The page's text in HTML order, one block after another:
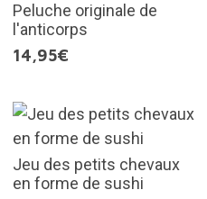
Peluche originale de
l'anticorps
14,95€
Jeu des petits chevaux
en forme de sushi